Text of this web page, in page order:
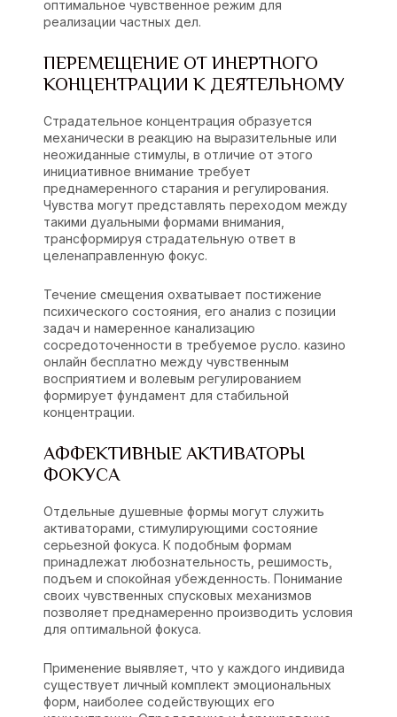
оптимальное чувственное режим для
реализации частных дел.
ПЕРЕМЕЩЕНИЕ ОТ ИНЕРТНОГО
КОНЦЕНТРАЦИИ К ДЕЯТЕЛЬНОМУ
Страдательное концентрация образуется
механически в реакцию на выразительные или
неожиданные стимулы, в отличие от этого
инициативное внимание требует
преднамеренного старания и регулирования.
Чувства могут представлять переходом между
такими дуальными формами внимания,
трансформируя страдательную ответ в
целенаправленную фокус.
Течение смещения охватывает постижение
психического состояния, его анализ с позиции
задач и намеренное канализацию
сосредоточенности в требуемое русло. казино
онлайн бесплатно между чувственным
восприятием и волевым регулированием
формирует фундамент для стабильной
концентрации.
АФФЕКТИВНЫЕ АКТИВАТОРЫ
ФОКУСА
Отдельные душевные формы могут служить
активаторами, стимулирующими состояние
серьезной фокуса. К подобным формам
принадлежат любознательность, решимость,
подъем и спокойная убежденность. Понимание
своих чувственных спусковых механизмов
позволяет преднамеренно производить условия
для оптимальной фокуса.
Применение выявляет, что у каждого индивида
существует личный комплект эмоциональных
форм, наиболее содействующих его